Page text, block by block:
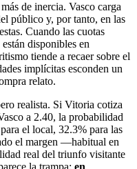
de inercia. Vasco carga
público y, por tanto, en las
Cuando las cuotas
disponibles en
tiende a recaer sobre el
implícitas esconden un
relato.
realista. Si Vitoria cotiza
a 2.40, la probabilidad
el local, 32.3% para las
el margen —habitual en
real del triunfo visitante